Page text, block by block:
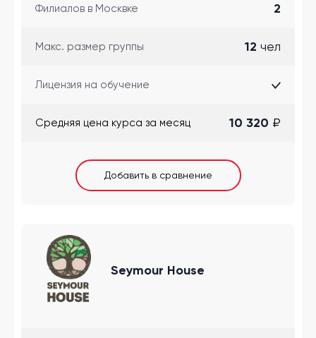
Филиалов в Москвке 2
Макс. размер группы 12 чел
Лицензия на обучение
Cредняя цена курса за месяц 10 320 ₽
Добавить в сравнение
Seymour House